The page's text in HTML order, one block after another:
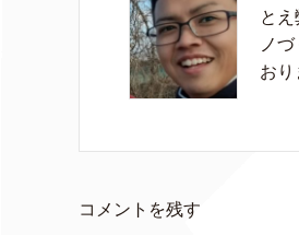
と
ノ
おり
コメントを残す